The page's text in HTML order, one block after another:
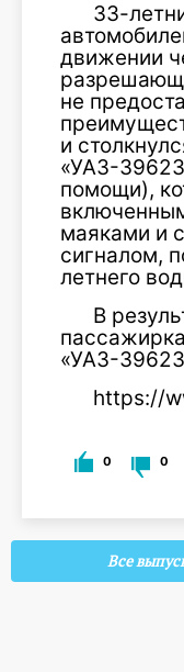
33-
движении
не
и
«УАЗ-
помощи),
маяками и
сигналом,
летнего
В
«УАЗ-
https://
0 0
Все